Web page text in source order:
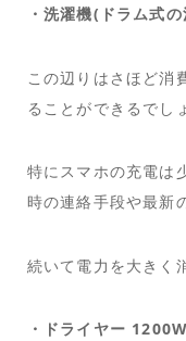
・洗濯機(ドラム式
この辺りはさほど消
ることができるでし
特にスマホの充電は
時の連絡手段や最新
続いて電力を大きく
・ドライヤー